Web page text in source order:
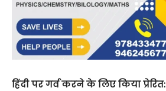
हिंदी पर गर्व करने के लिए किया प्रेरित: